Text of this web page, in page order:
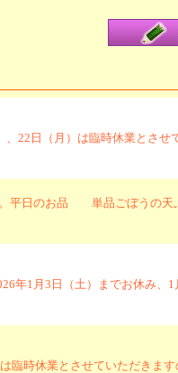
、22日（月）は臨時休業とさ
。平日のお品 単品ごぼうの
年1月3日（土）までお休み
臨時休業とさせていただきま